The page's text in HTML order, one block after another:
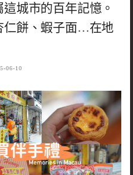
城市的百年記憶。
仁餅、蝦子面…在地
06-10